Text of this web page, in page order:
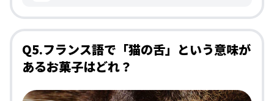
Q5.フランス語で「猫の舌」という意味が
あるお菓子はどれ？